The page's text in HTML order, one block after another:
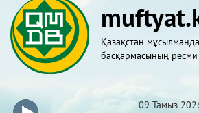
Қазақстан
басқармасының
09 Тамыз